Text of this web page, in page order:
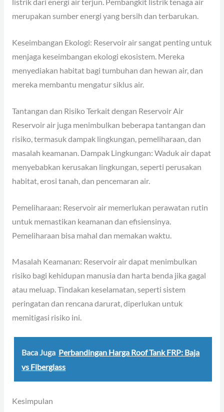
listrik dari energi air terjun. Pembangkit listrik tenaga air
merupakan sumber energi yang bersih dan terbarukan.
Keseimbangan Ekologi: Reservoir air sangat penting untuk
menjaga keseimbangan ekologi ekosistem. Mereka
menyediakan habitat bagi tumbuhan dan hewan air, dan
mereka membantu mengatur siklus air.
Tantangan dan Risiko Terkait dengan Reservoir Air
Reservoir air juga menimbulkan beberapa tantangan dan
risiko, termasuk dampak lingkungan, pemeliharaan, dan
masalah keamanan. Dampak Lingkungan: Waduk air dapat
menyebabkan kerusakan lingkungan, seperti perusakan
habitat, erosi tanah, dan pencemaran air.
Pemeliharaan: Reservoir air memerlukan perawatan rutin
untuk memastikan keamanan dan efisiensinya.
Pemeliharaan bisa mahal dan memakan waktu.
Masalah Keamanan: Reservoir air dapat menimbulkan
risiko bagi kehidupan manusia dan harta benda jika gagal
atau meluap. Tindakan keselamatan, seperti sistem
peringatan dan rencana darurat, diperlukan untuk
memitigasi risiko ini.
Baca Juga Perbandingan Harga Roof Tank FRP: Baja
vs Fiberglass
Kesimpulan